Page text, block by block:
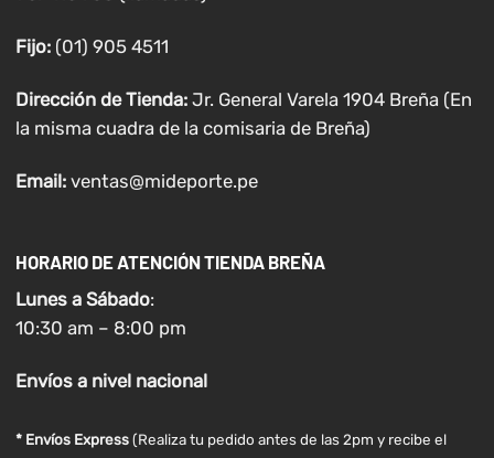
Fijo:(01) 905 4511
Dirección de Tienda: Jr. General Varela 1904 Breña (En
la misma cuadra de la comisaria de Breña)
Email: ventas@mideporte.pe
HORARIO DE ATENCIÓN TIENDA BREÑA
Lunes a Sábado:
10:30 am – 8:00 pm
Envíosa nivel nacional
* Envíos Express(Realiza tu pedido antes de las 2pm y recibe el